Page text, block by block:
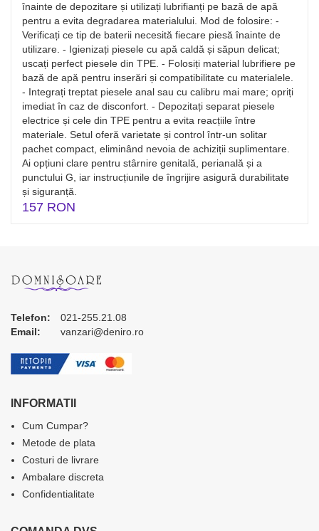
înainte de depozitare și utilizați lubrifianți pe bază de apă
pentru a evita degradarea materialului. Mod de folosire: -
Verificați ce tip de baterii necesită fiecare piesă înainte de
utilizare. - Igienizați piesele cu apă caldă și săpun delicat;
uscați perfect piesele din TPE. - Folosiți material lubrifiere pe
bază de apă pentru inserări și compatibilitate cu materialele.
- Integrați treptat piesele anal sau cu calibru mai mare; opriți
imediat în caz de disconfort. - Depozitați separat piesele
electrice și cele din TPE pentru a evita reacțiile între
materiale. Setul oferă varietate și control într-un solitar
pachet compact, eliminând nevoia de achiziții suplimentare.
Ai opțiuni clare pentru stârnire genitală, perianală și a
punctului G, iar instrucțiunile de îngrijire asigură durabilitate
și siguranță.
157 RON
Telefon:
021-255.21.08
Email:
vanzari@deniro.ro
INFORMATII
Cum Cumpar?
Metode de plata
Costuri de livrare
Ambalare discreta
Confidentialitate